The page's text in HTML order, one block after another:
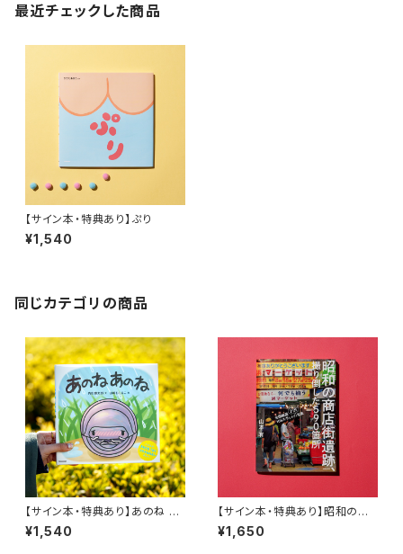
最近チェックした商品
【サイン本・特典あり】ぷり
¥1,540
同じカテゴリの商品
【サイン本・特典あり】あのね あ
のね
¥1,540
【サイン本・特典あり】昭和の商
店街遺跡、撮り倒した590箇所
¥1,650